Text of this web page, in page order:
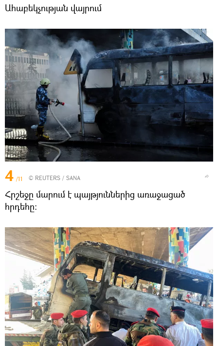
Ահաբեկչության վայրում
4 /11 © REUTERS / SANA
Հրշեջը մարում է պայթյուններից առաջացած
հրդեհը։